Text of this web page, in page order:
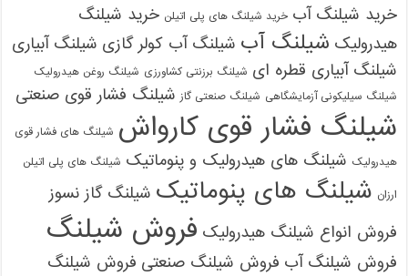
خرید شیلنگ آب خرید شیلنگ های پلی اتیلن خرید شیلنگ
هیدرولیک شیلنگ آب شیلنگ آب کولر گازی شیلنگ آبیاری
شیلنگ آبیاری قطره ای شیلنگ برزنتی کشاورزی شیلنگ روغن هیدرولیک
شیلنگ سیلیکونی آزمایشگاهی شیلنگ صنعتی گاز شیلنگ فشار قوی صنعتی
شیلنگ فشار قوی کارواش شیلنگ های فشار قوی
هیدرولیک شیلنگ های هیدرولیک و پنوماتیک شیلنگ های پلی اتیلن
ارزان شیلنگ های پنوماتیک شیلنگ گاز نسوز
فروش انواع شیلنگ هیدرولیک فروش شیلنگ
فروش شیلنگ آب فروش شیلنگ صنعتی فروش شیلنگ